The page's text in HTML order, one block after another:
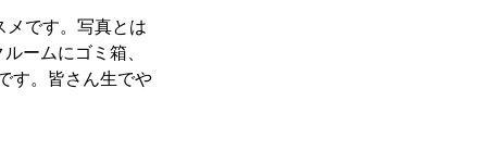
メです。写真とは
ームにゴミ箱、
す。皆さん生でや